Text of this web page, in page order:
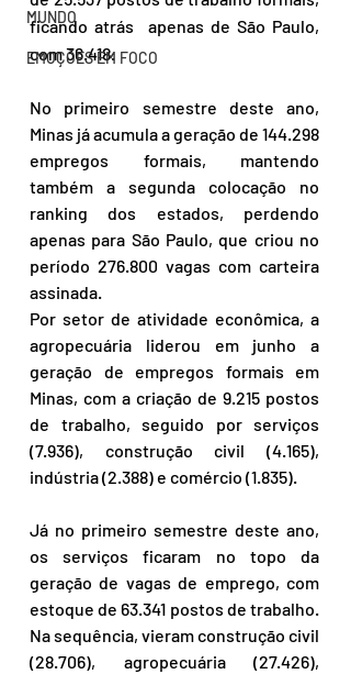
MUNDO
EMOÇÕES EM FOCO
ficando atrás  apenas de São Paulo,
com 36.418.
No primeiro semestre deste ano,
Minas já acumula a geração de 144.298
empregos formais, mantendo
também a segunda colocação no
ranking dos estados, perdendo
apenas para São Paulo, que criou no
período 276.800 vagas com carteira
assinada.
Por setor de atividade econômica, a
agropecuária liderou em junho a
geração de empregos formais em
Minas, com a criação de 9.215 postos
de trabalho, seguido por serviços
(7.936), construção civil (4.165),
indústria (2.388) e comércio (1.835).
Já no primeiro semestre deste ano,
os serviços ficaram no topo da
geração de vagas de emprego, com
estoque de 63.341 postos de trabalho.
Na sequência, vieram construção civil
(28.706), agropecuária (27.426),